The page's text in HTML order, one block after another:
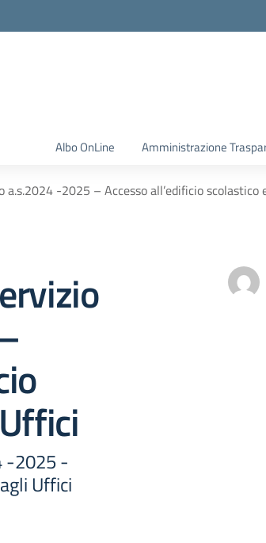
Albo OnLine Amministrazione
a.s.2024 -2025 – Accesso all’edificio scolastico
-2025 -
Uffici